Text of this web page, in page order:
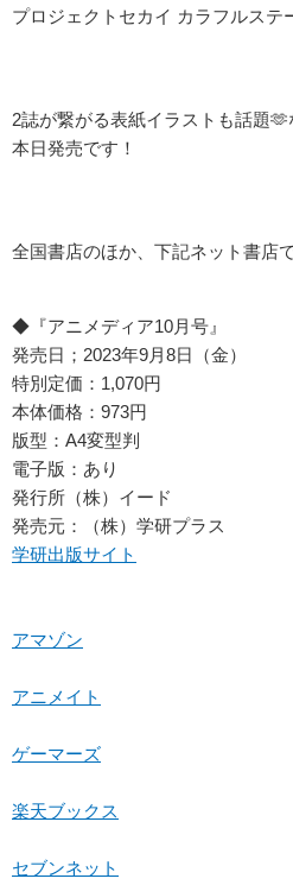
プロジェクトセカイ カラフルステ
2誌が繋がる表紙イラストも話題🫶
本日発売です！
全国書店のほか、下記ネット書店
◆『アニメディア10月号』
発売日；2023年9月8日（金）
特別定価：1,070円
本体価格：973円
版型：A4変型判
電子版：あり
発行所（株）イード
発売元：（株）学研プラス
学研出版サイト
アマゾン
アニメイト
ゲーマーズ
楽天ブックス
セブンネット